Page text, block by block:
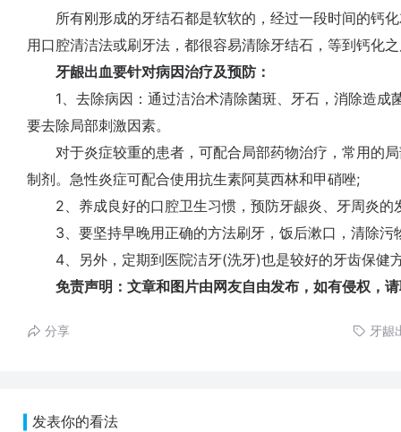
所有刚形成的牙结石都是软软的，经过一段时间的钙化
用口腔清洁法或刷牙法，都很容易清除牙结石，等到钙化
牙龈出血要针对病因治疗及预防：
1、去除病因：通过洁治术清除菌斑、牙石，消除造成
要去除局部刺激因素。
对于炎症较重的患者，可配合局部药物治疗，常用的局
制剂。急性炎症可配合使用抗生素阿莫西林和甲硝唑;
2、养成良好的口腔卫生习惯，预防牙龈炎、牙周炎的
3、要坚持早晚用正确的方法刷牙，饭后漱口，清除污
4、另外，定期到医院洁牙(洗牙)也是较好的牙齿保健
免责声明：文章和图片由网友自由发布，如有侵权，
分享 牙龈
发表你的看法